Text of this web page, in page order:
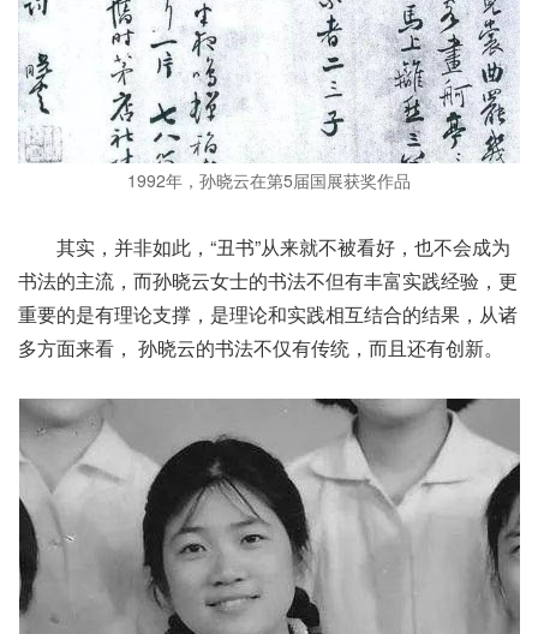
1992年，孙晓云在第5届国展获奖作品
其实，并非如此，“丑书”从来就不被看好，也不会成为
书法的主流，而孙晓云女士的书法不但有丰富实践经验，更
重要的是有理论支撑，是理论和实践相互结合的结果，从诸
多方面来看， 孙晓云的书法不仅有传统，而且还有创新。